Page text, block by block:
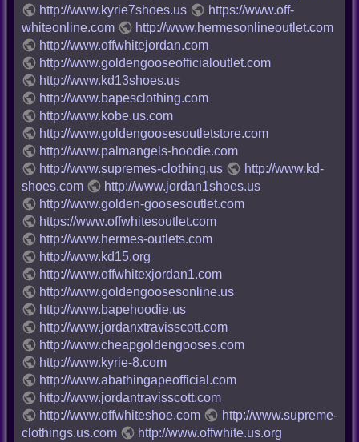
http://www.kyrie7shoes.us
https://www.off-
whiteonline.com
http://www.hermesonlineoutlet.com
http://www.offwhitejordan.com
http://www.goldengooseofficialoutlet.com
http://www.kd13shoes.us
http://www.bapesclothing.com
http://www.kobe.us.com
http://www.goldengoosesoutletstore.com
http://www.palmangels-hoodie.com
http://www.supremes-clothing.us
http://www.kd-
shoes.com
http://www.jordan1shoes.us
http://www.golden-goosesoutlet.com
https://www.offwhitesoutlet.com
http://www.hermes-outlets.com
http://www.kd15.org
http://www.offwhitexjordan1.com
http://www.goldengoosesonline.us
http://www.bapehoodie.us
http://www.jordanxtravisscott.com
http://www.cheapgoldengooses.com
http://www.kyrie-8.com
http://www.abathingapeofficial.com
http://www.jordantravisscott.com
http://www.offwhiteshoe.com
http://www.supreme-
clothings.us.com
http://www.offwhite.us.org